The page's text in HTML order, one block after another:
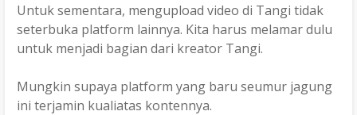
Untuk sementara, mengupload video di Tangi tidak
seterbuka platform lainnya. Kita harus melamar dulu
untuk menjadi bagian dari kreator Tangi.
Mungkin supaya platform yang baru seumur jagung
ini terjamin kualiatas kontennya.